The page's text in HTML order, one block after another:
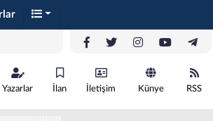
Yazarlar İlan İletişim Künye RSS